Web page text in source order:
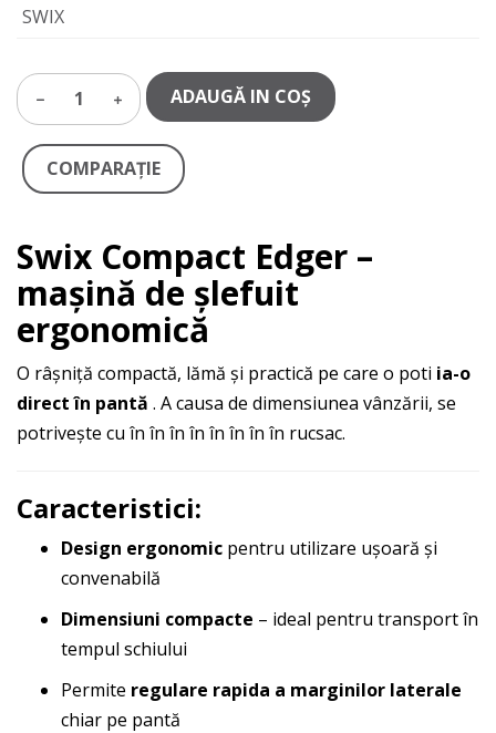
SWIX
1 ADAUGĂ IN COŞ
COMPARAŢIE
Swix Compact Edger –
mașină de șlefuit
ergonomică
O râșniță compactă, lămă și practică pe care o poti ia-o
direct în pantă . A causa de dimensiunea vânzării, se
potrivește cu în în în în în în în în rucsac.
Caracteristici:
Design ergonomic pentru utilizare ușoară și
convenabilă
Dimensiuni compacte – ideal pentru transport în
tempul schiului
Permite regulare rapida a marginilor laterale
chiar pe pantă